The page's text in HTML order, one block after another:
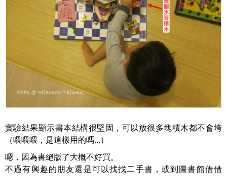
實驗結果顯示書本結構很堅固，可以放很多塊積木都不會垮
（喂喂喂，是這樣用的嗎...）
嗯，因為書絕版了大概不好買。
不過有興趣的朋友還是可以找找二手書，或到圖書館借借